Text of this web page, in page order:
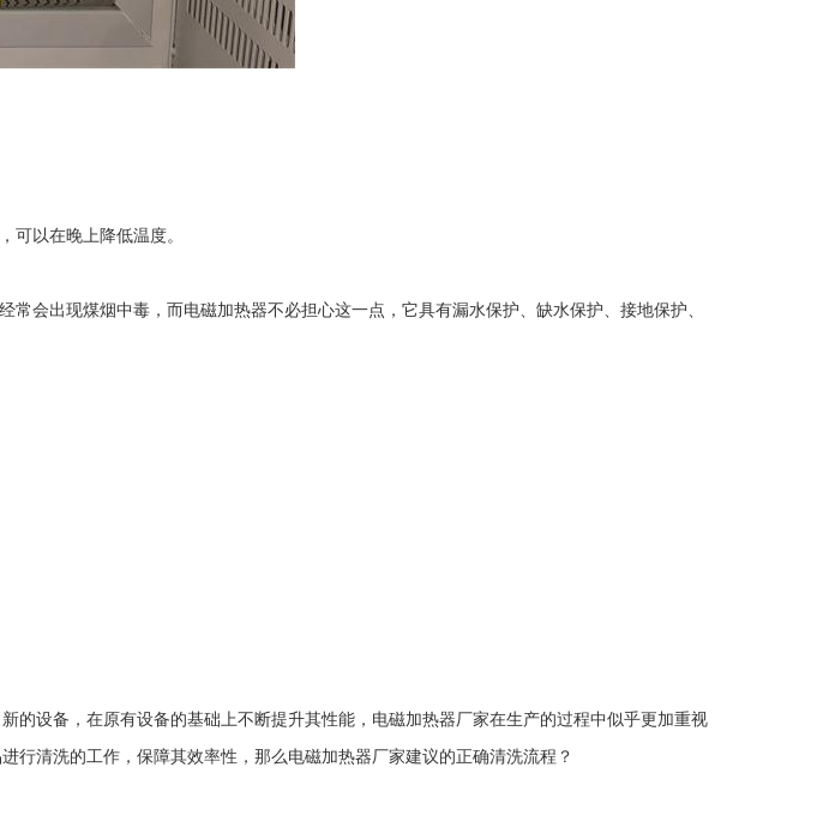
可以在晚上降低温度。
会出现煤烟中毒，而电磁加热器不必担心这一点，它具有漏水保护、缺水保护、接地保护、
设备，在原有设备的基础上不断提升其性能，电磁加热器厂家在生产的过程中似乎更加重视
行清洗的工作，保障其效率性，那么电磁加热器厂家建议的正确清洗流程？